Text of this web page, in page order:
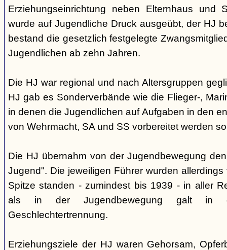
Erziehungseinrichtung neben Elternhaus und
wurde auf Jugendliche Druck ausgeübt, der HJ
bestand die gesetzlich festgelegte
Jugendlichen ab zehn Jahren.
Die HJ war regional und nach Altersgruppen
HJ gab es Sonderverbände wie die Flieger-,
in denen die Jugendlichen auf Aufgaben in den
von Wehrmacht, SA und SS vorbereitet werden
Die HJ übernahm von der Jugendbewegung
Jugend". Die jeweiligen Führer wurden
Spitze standen - zumindest bis 1939 - in aller
als in der Jugendbewegung galt in
Geschlechtertrennung.
Erziehungsziele der HJ waren Gehorsam,